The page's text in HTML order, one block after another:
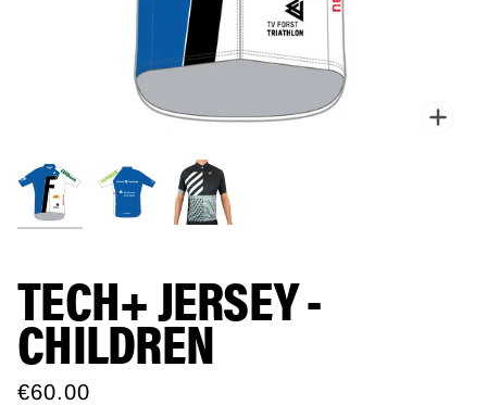
TECH+ JERSEY -
CHILDREN
€60.00